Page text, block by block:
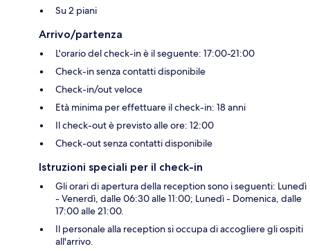
Su 2 piani
Arrivo/partenza
L'orario del check-in è il seguente: 17:00-21:00
Check-in senza contatti disponibile
Check-in/out veloce
Età minima per effettuare il check-in: 18 anni
Il check-out è previsto alle ore: 12:00
Check-out senza contatti disponibile
Istruzioni speciali per il check-in
Gli orari di apertura della reception sono i seguenti: Lunedì
- Venerdì, dalle 06:30 alle 11:00; Lunedì - Domenica, dalle
17:00 alle 21:00.
Il personale alla reception si occupa di accogliere gli ospiti
all'arrivo.